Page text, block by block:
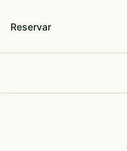
Reservar